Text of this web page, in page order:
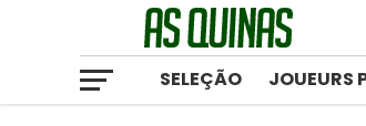
SELEÇÃO JOUEURS